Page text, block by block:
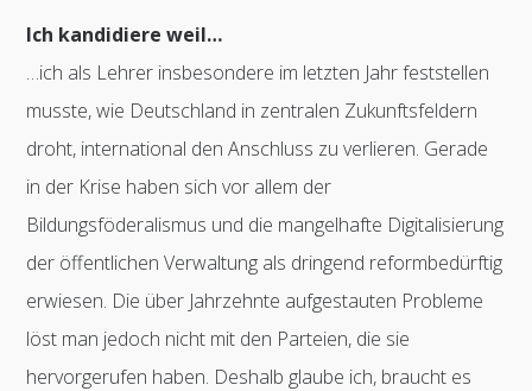
Ich kandidiere weil…
…ich als Lehrer insbesondere im letzten Jahr feststellen
musste, wie Deutschland in zentralen Zukunftsfeldern
droht, international den Anschluss zu verlieren. Gerade
in der Krise haben sich vor allem der
Bildungsföderalismus und die mangelhafte Digitalisierung
der öffentlichen Verwaltung als dringend reformbedürftig
erwiesen. Die über Jahrzehnte aufgestauten Probleme
löst man jedoch nicht mit den Parteien, die sie
hervorgerufen haben. Deshalb glaube ich, braucht es